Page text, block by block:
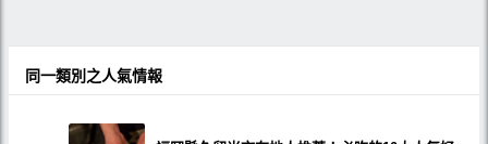
同一類別之人氣情報